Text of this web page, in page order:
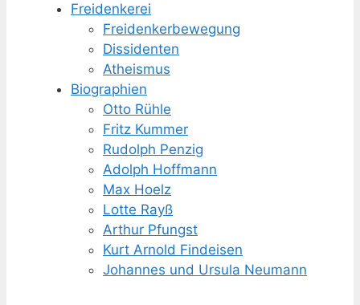
Freidenkerei
Freidenker­bewegung
Dissidenten
Atheismus
Biographien
Otto Rühle
Fritz Kummer
Rudolph Penzig
Adolph Hoffmann
Max Hoelz
Lotte Rayß
Arthur Pfungst
Kurt Arnold Findeisen
Johannes und Ursula Neumann